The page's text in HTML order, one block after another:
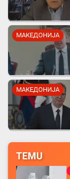
МАКЕДОНИЈА
МАКЕДОНИЈА
TEMU